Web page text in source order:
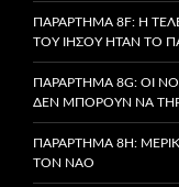
ΠΑΡΆΡΤΗΜΑ 8F: Η
ΤΟΥ ΙΗΣΟΎ ΉΤΑΝ ΤΟ
ΠΑΡΆΡΤΗΜΑ 8G: ΟΙ
ΔΕΝ ΜΠΟΡΟΎΝ ΝΑ
ΠΑΡΆΡΤΗΜΑ 8H:
ΤΟΝ ΝΑΌ